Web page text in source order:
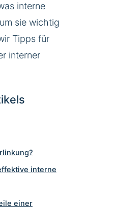
interne
sie wichtig
Tipps für
interner
interne
einer